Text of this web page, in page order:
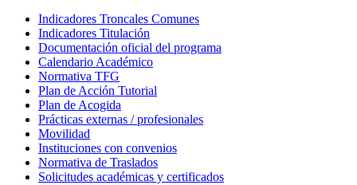
Indicadores Troncales Comunes
Indicadores Titulación
Documentación oficial del programa
Calendario Académico
Normativa TFG
Plan de Acción Tutorial
Plan de Acogida
Prácticas externas / profesionales
Movilidad
Instituciones con convenios
Normativa de Traslados
Solicitudes académicas y certificados